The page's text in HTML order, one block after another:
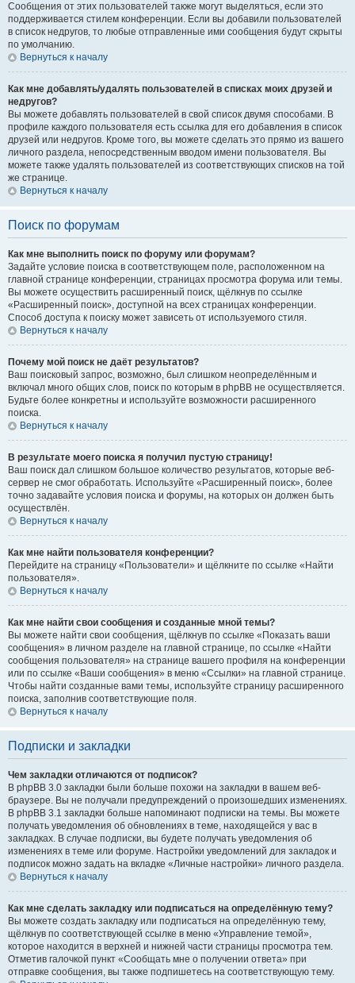
Сообщения от этих пользователей также могут выделяться, если это
поддерживается стилем конференции. Если вы добавили пользователей
в список недругов, то любые отправленные ими сообщения будут скрыты
по умолчанию.
Вернуться к началу
Как мне добавлять/удалять пользователей в списках моих друзей и
недругов?
Вы можете добавлять пользователей в свой список двумя способами. В
профиле каждого пользователя есть ссылка для его добавления в список
друзей или недругов. Кроме того, вы можете сделать это прямо из вашего
личного раздела, непосредственным вводом имени пользователя. Вы
можете также удалять пользователей из соответствующих списков на той
же странице.
Вернуться к началу
Поиск по форумам
Как мне выполнить поиск по форуму или форумам?
Задайте условие поиска в соответствующем поле, расположенном на
главной странице конференции, страницах просмотра форума или темы.
Вы можете осуществить расширенный поиск, щёлкнув по ссылке
«Расширенный поиск», доступной на всех страницах конференции.
Способ доступа к поиску может зависеть от используемого стиля.
Вернуться к началу
Почему мой поиск не даёт результатов?
Ваш поисковый запрос, возможно, был слишком неопределённым и
включал много общих слов, поиск по которым в phpBB не осуществляется.
Будьте более конкретны и используйте возможности расширенного
поиска.
Вернуться к началу
В результате моего поиска я получил пустую страницу!
Ваш поиск дал слишком большое количество результатов, которые веб-
сервер не смог обработать. Используйте «Расширенный поиск», более
точно задавайте условия поиска и форумы, на которых он должен быть
осуществлён.
Вернуться к началу
Как мне найти пользователя конференции?
Перейдите на страницу «Пользователи» и щёлкните по ссылке «Найти
пользователя».
Вернуться к началу
Как мне найти свои сообщения и созданные мной темы?
Вы можете найти свои сообщения, щёлкнув по ссылке «Показать ваши
сообщения» в личном разделе на главной странице, по ссылке «Найти
сообщения пользователя» на странице вашего профиля на конференции
или по ссылке «Ваши сообщения» в меню «Ссылки» на главной странице.
Чтобы найти созданные вами темы, используйте страницу расширенного
поиска, заполнив соответствующие поля.
Вернуться к началу
Подписки и закладки
Чем закладки отличаются от подписок?
В phpBB 3.0 закладки были больше похожи на закладки в вашем веб-
браузере. Вы не получали предупреждений о произошедших изменениях.
В phpBB 3.1 закладки больше напоминают подписки на темы. Вы можете
получать уведомления об обновлениях в теме, находящейся у вас в
закладках. В случае подписки, вы будете получать уведомления об
изменениях в теме или форуме. Настройки уведомлений для закладок и
подписок можно задать на вкладке «Личные настройки» личного раздела.
Вернуться к началу
Как мне сделать закладку или подписаться на определённую тему?
Вы можете создать закладку или подписаться на определённую тему,
щёлкнув по соответствующей ссылке в меню «Управление темой»,
которое находится в верхней и нижней части страницы просмотра тем.
Отметив галочкой пункт «Сообщать мне о получении ответа» при
отправке сообщения, вы также подпишетесь на соответствующую тему.